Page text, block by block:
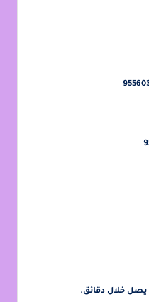
يصل خلال دقائق.